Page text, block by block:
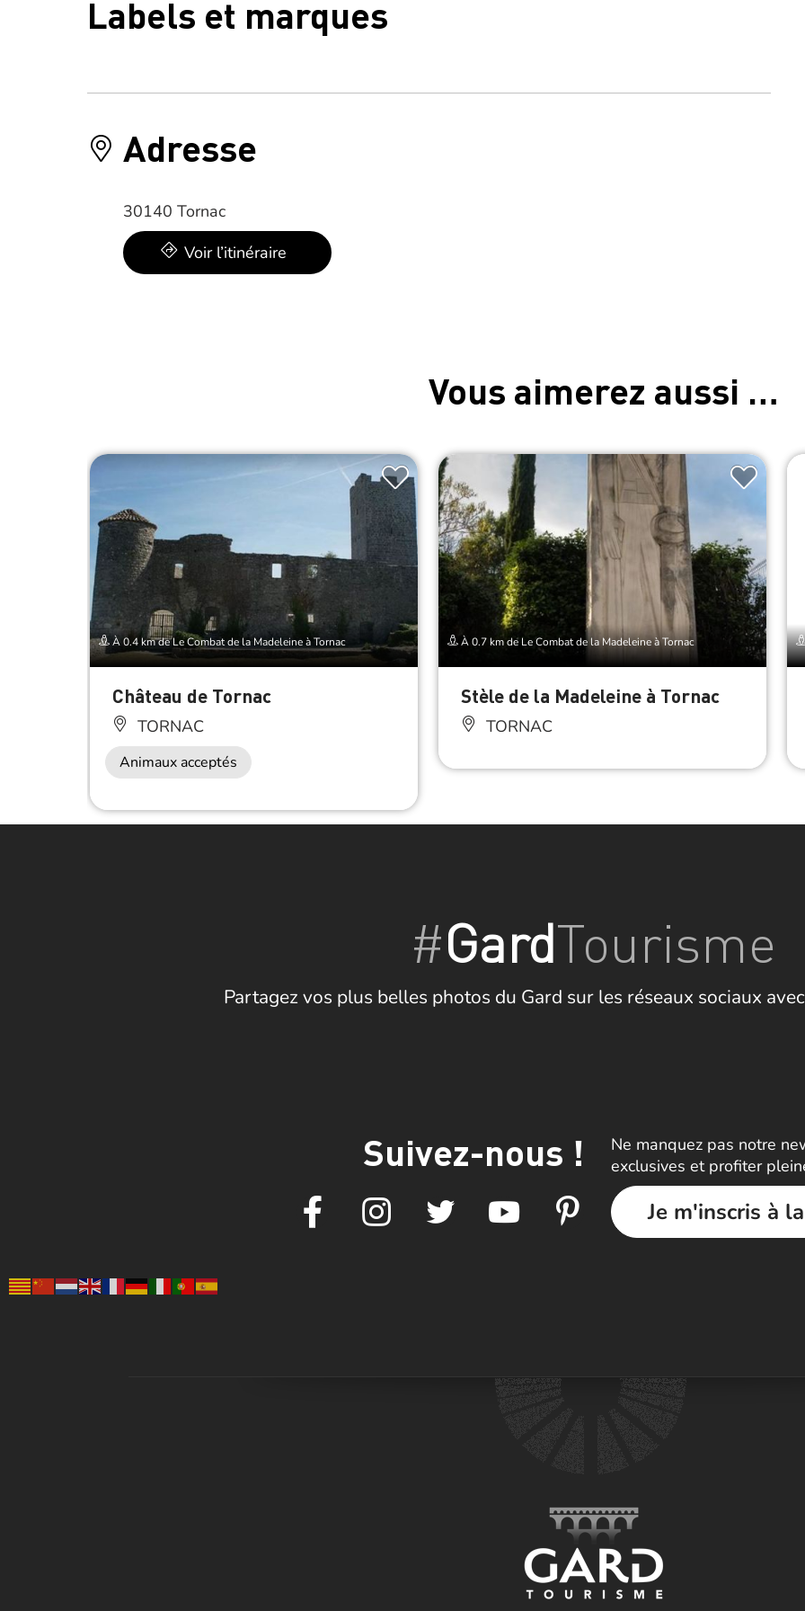
Labels et marques
Adresse
30140 Tornac
Voir l’itinéraire
Vous aimerez aussi …
À 0.4 km de Le Combat de la Madeleine à Tornac
Château de Tornac
TORNAC
Animaux acceptés
À 0.7 km de Le Combat de la Madeleine à Tornac
Stèle de la Madeleine à Tornac
TORNAC
#GardTourisme
Partagez vos plus belles photos du Gard sur les réseaux sociaux
Suivez-nous !
Ne manquez pas notre
exclusives et profiter
Je m'inscris à